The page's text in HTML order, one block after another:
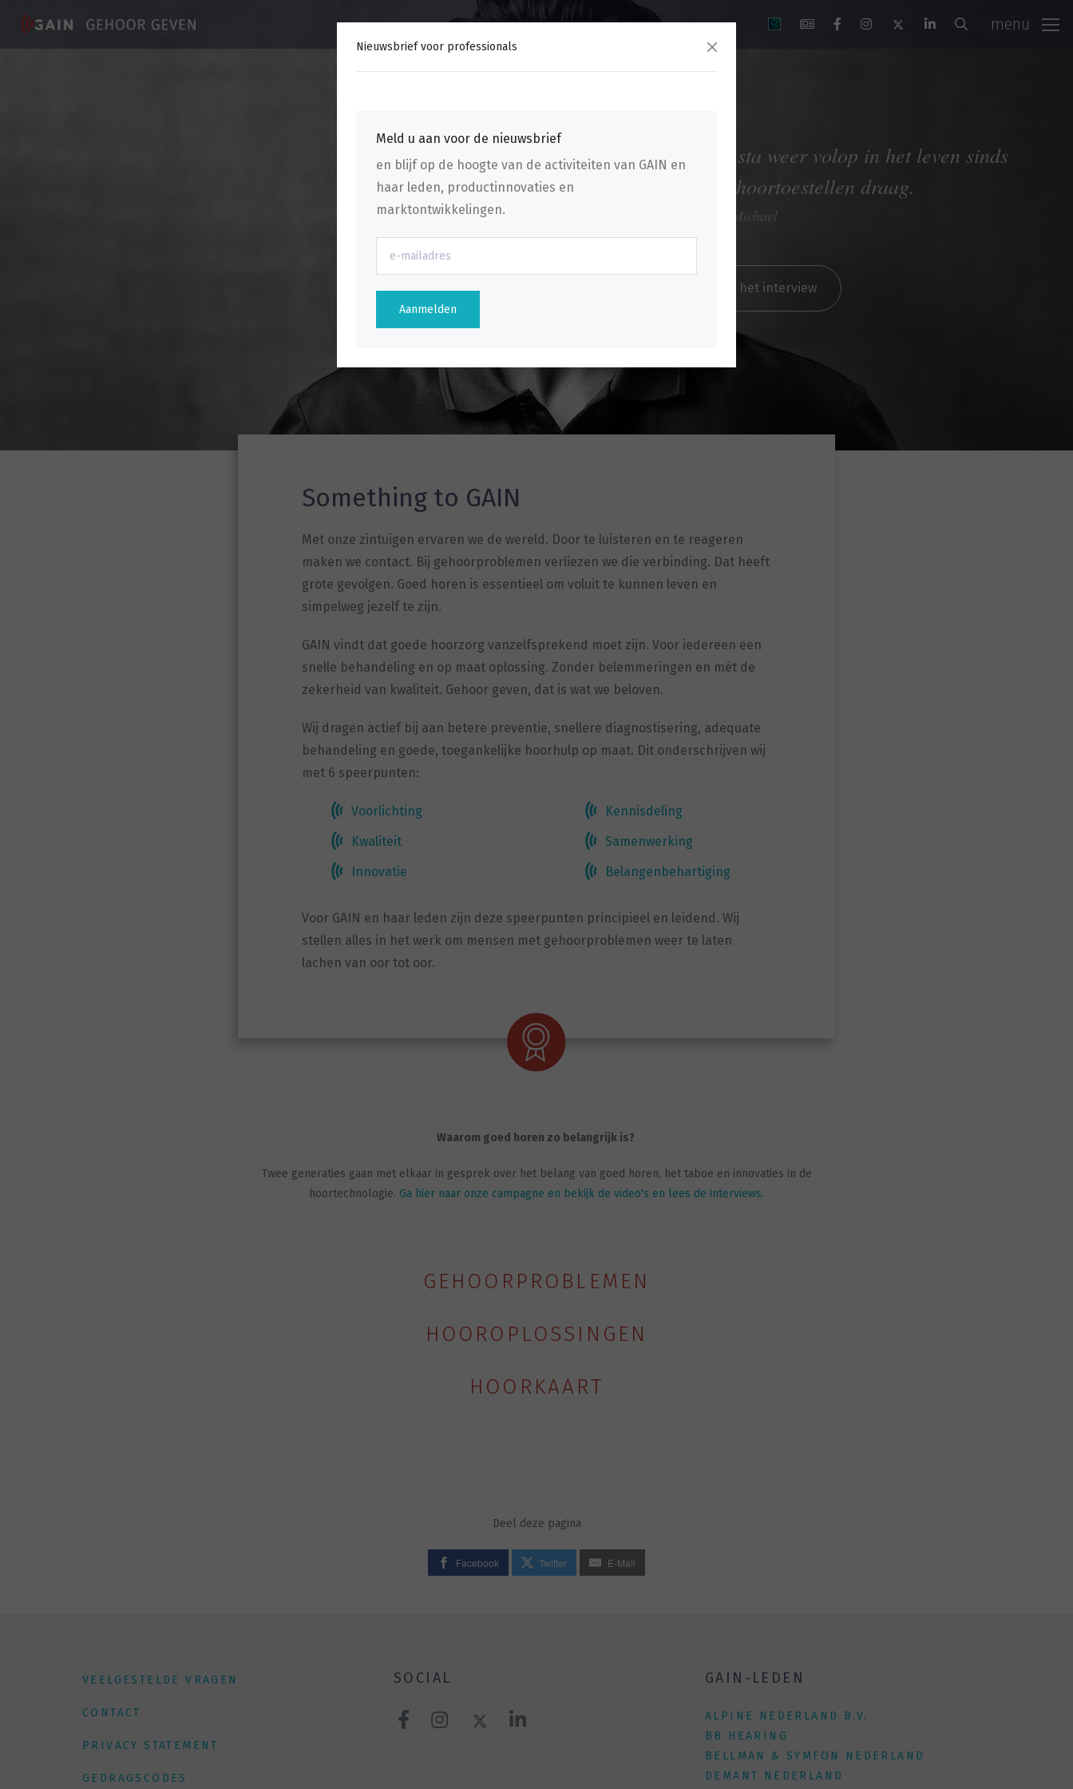
menu
Ik sta weer volop in het leven sinds
ik hoortoestellen draag.
Michael
naar het interview
Something to GAIN
Met onze zintuigen ervaren we de wereld. Door te luisteren en te reageren
maken we contact. Bij gehoorproblemen verliezen we die verbinding. Dat heeft
grote gevolgen. Goed horen is essentieel om voluit te kunnen leven en
simpelweg jezelf te zijn.
GAIN vindt dat goede hoorzorg vanzelfsprekend moet zijn. Voor iedereen een
snelle behandeling en op maat oplossing. Zonder belemmeringen en mét de
zekerheid van kwaliteit. Gehoor geven, dat is wat we beloven.
Wij dragen actief bij aan betere preventie, snellere diagnostisering, adequate
behandeling en goede, toegankelijke hoorhulp op maat. Dit onderschrijven wij
met 6 speerpunten:
Voorlichting
Kwaliteit
Innovatie
Kennisdeling
Samenwerking
Belangenbehartiging
Voor GAIN en haar leden zijn deze speerpunten principieel en leidend. Wij
stellen alles in het werk om mensen met gehoorproblemen weer te laten
lachen van oor tot oor.
Waarom goed horen zo belangrijk is?
Twee generaties gaan met elkaar in gesprek over het belang van goed horen, het taboe en innovaties in de
hoortechnologie. Ga hier naar onze campagne en bekijk de video's en lees de interviews.
GEHOORPROBLEMEN
HOOROPLOSSINGEN
HOORKAART
Deel deze pagina
Facebook Twitter E-Mail
VEELGESTELDE VRAGEN
CONTACT
PRIVACY STATEMENT
GEDRAGSCODES
SOCIAL GAIN-LEDEN
ALPINE NEDERLAND B.V.
BB HEARING
BELLMAN & SYMFON NEDERLAND
DEMANT NEDERLAND
Nieuwsbrief voor professionals
Meld u aan voor de nieuwsbrief
en blijf op de hoogte van de activiteiten van GAIN en
haar leden, productinnovaties en
marktontwikkelingen.